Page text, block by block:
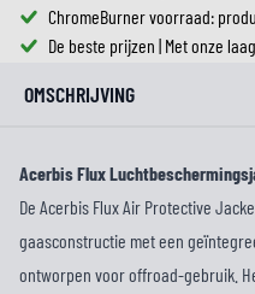
ChromeBurner voorraad:
De beste prijzen | Met onze
OMSCHRIJVING
Acerbis Flux
De Acerbis Flux Air Protective
gaasconstructie met een
ontworpen voor offroad-gebruik.